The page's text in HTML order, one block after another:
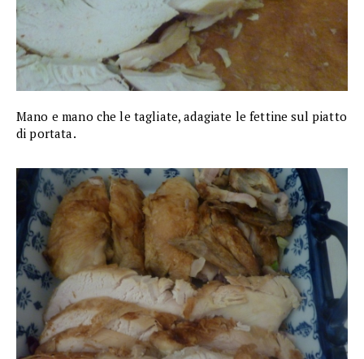
Mano e mano che le tagliate, adagiate le fettine sul piatto
di portata.